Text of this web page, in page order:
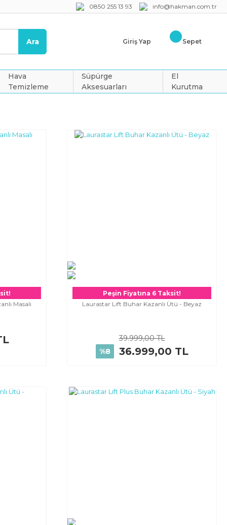
0850 255 13 93 info@hakman.com.tr
Ara Giriş Yap Sepet
Hava
Temizleme
Süpürge
Aksesuarları
El
Kurutma
Masalı
Peşin Fiyatına 6 Taksit!
Laurastar Lift Buhar Kazanlı Ütü - Beyaz
39.999,00 TL
%8
36.999,00 TL